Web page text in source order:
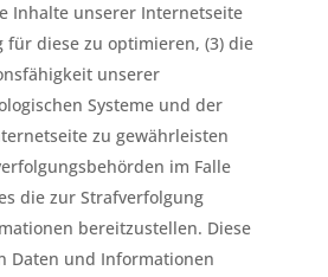
Inhalte unserer Internetseite
für diese zu optimieren, (3) die
unserer
Systeme und der
zu gewährleisten
im Falle
die zur Strafverfolgung
bereitzustellen. Diese
Daten und Informationen